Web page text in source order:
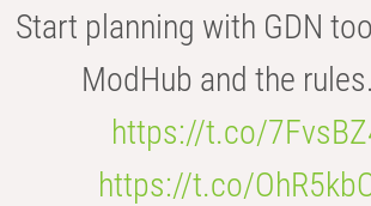
Start planning with GDN
ModHub and the
https://t.co/
https://t.co/